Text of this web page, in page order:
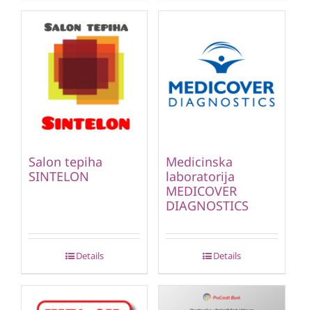
Salon tepiha
SINTELON
Details
Medicinska
laboratorija
MEDICOVER
DIAGNOSTICS
Details